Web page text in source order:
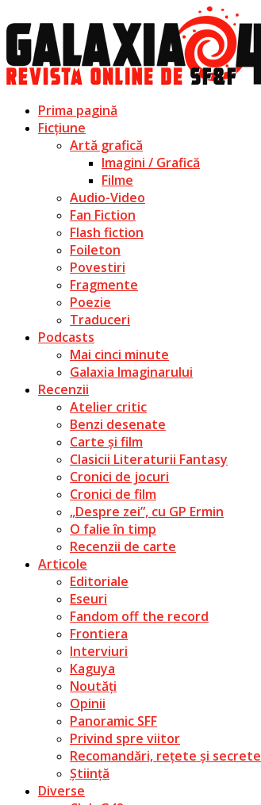
Prima pagină
Ficțiune
Artă grafică
Imagini / Grafică
Filme
Audio-Video
Fan Fiction
Flash fiction
Foileton
Povestiri
Fragmente
Poezie
Traduceri
Podcasts
Mai cinci minute
Galaxia Imaginarului
Recenzii
Atelier critic
Benzi desenate
Carte și film
Clasicii Literaturii Fantasy
Cronici de jocuri
Cronici de film
„Despre zei”, cu GP Ermin
O falie în timp
Recenzii de carte
Articole
Editoriale
Eseuri
Fandom off the record
Frontiera
Interviuri
Kaguya
Noutăți
Opinii
Panoramic SFF
Privind spre viitor
Recomandări, rețete și secrete
Știință
Diverse